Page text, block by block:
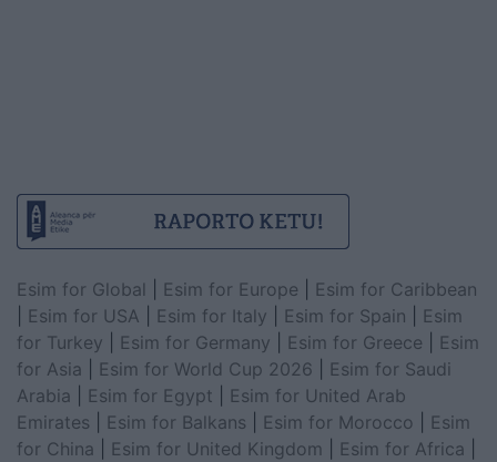
Esim for Global Esim for Europe
Esim for Caribbean
Esim for USA Esim for Italy Esim for Spain
Esim
for Turkey
Esim for Germany Esim for Greece
Esim
for Asia
Esim for World Cup 2026
Esim for Saudi
Arabia
Esim for Egypt
Esim for United Arab
Emirates
Esim for Balkans Esim for Morocco
Esim
for China
Esim for United Kingdom Esim for Africa